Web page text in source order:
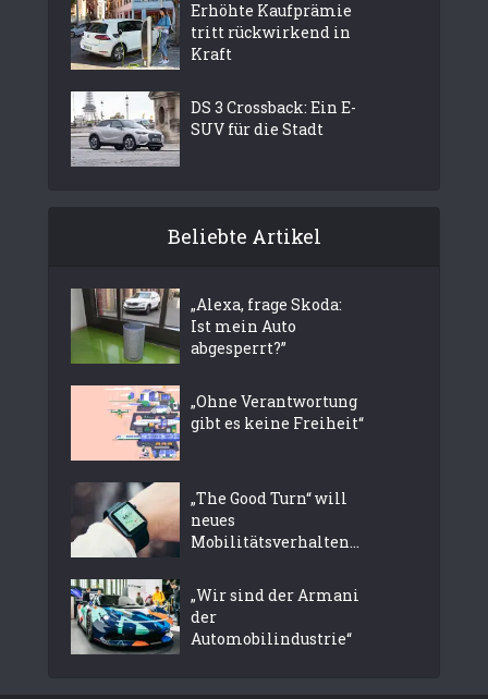
Erhöhte Kaufprämie
tritt rückwirkend in
Kraft
DS 3 Crossback: Ein E-
SUV für die Stadt
Beliebte Artikel
„Alexa, frage Skoda:
Ist mein Auto
abgesperrt?”
„Ohne Verantwortung
gibt es keine Freiheit“
„The Good Turn“ will
neues
Mobilitätsverhalten...
„Wir sind der Armani
der
Automobilindustrie“